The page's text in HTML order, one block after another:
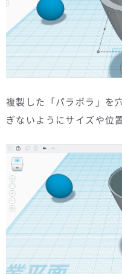
複製した「パラボラ」を
ぎないようにサイズや位